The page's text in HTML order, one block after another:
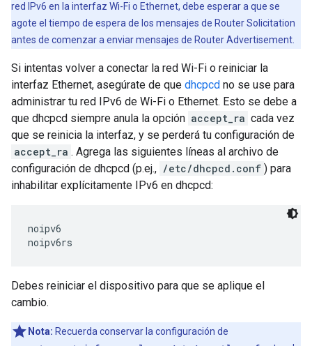
red IPv6 en la interfaz Wi-Fi o Ethernet, debe esperar a que se
agote el tiempo de espera de los mensajes de Router Solicitation
antes de comenzar a enviar mensajes de Router Advertisement.
Si intentas volver a conectar la red Wi-Fi o reiniciar la
interfaz Ethernet, asegúrate de que dhcpcd no se use para
administrar tu red IPv6 de Wi-Fi o Ethernet. Esto se debe a
que dhcpcd siempre anula la opción accept_ra cada vez
que se reinicia la interfaz, y se perderá tu configuración de
accept_ra . Agrega las siguientes líneas al archivo de
configuración de dhcpcd (p.ej., /etc/dhcpcd.conf ) para
inhabilitar explícitamente IPv6 en dhcpcd:
noipv6
Debes reiniciar el dispositivo para que se aplique el
cambio.
Nota: Recuerda conservar la configuración de